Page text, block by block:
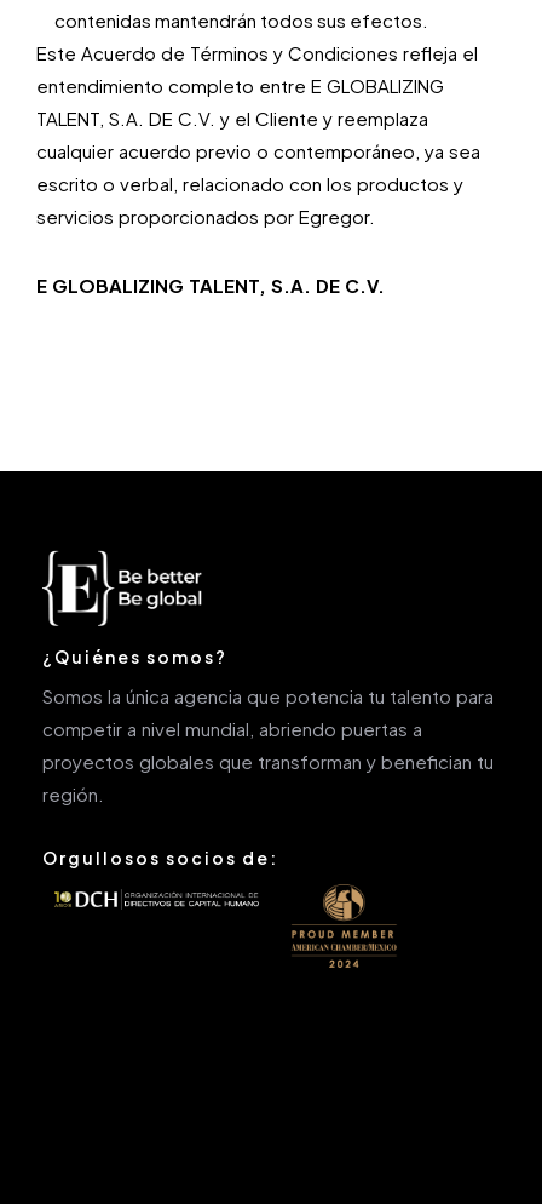
contenidas mantendrán todos sus efectos.
Este Acuerdo de Términos y Condiciones refleja el
entendimiento completo entre E GLOBALIZING
TALENT, S.A. DE C.V. y el Cliente y reemplaza
cualquier acuerdo previo o contemporáneo, ya sea
escrito o verbal, relacionado con los productos y
servicios proporcionados por Egregor.
E GLOBALIZING TALENT, S.A. DE C.V.
¿Quiénes somos?
Somos la única agencia que potencia tu talento para
competir a nivel mundial, abriendo puertas a
proyectos globales que transforman y benefician tu
región.
Orgullosos socios de: